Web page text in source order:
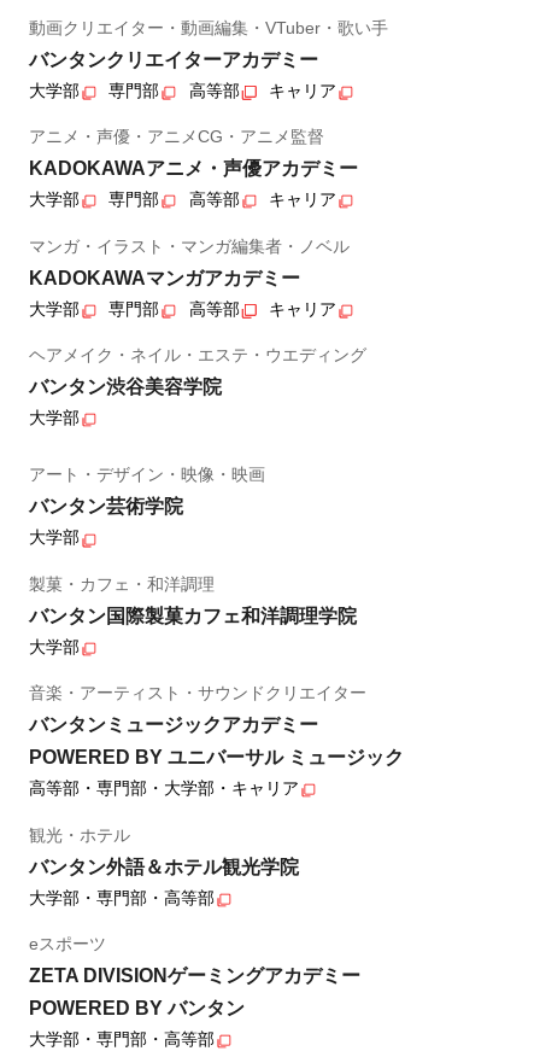
動画クリエイター・動画編集・VTuber・歌い手
バンタンクリエイターアカデミー
大学部 専門部 高等部 キャリア
アニメ・声優・アニメCG・アニメ監督
KADOKAWAアニメ・声優アカデミー
大学部 専門部 高等部 キャリア
マンガ・イラスト・マンガ編集者・ノベル
KADOKAWAマンガアカデミー
大学部 専門部 高等部 キャリア
ヘアメイク・ネイル・エステ・ウエディング
バンタン渋谷美容学院
大学部
アート・デザイン・映像・映画
バンタン芸術学院
大学部
製菓・カフェ・和洋調理
バンタン国際製菓カフェ和洋調理学院
大学部
音楽・アーティスト・サウンドクリエイター
バンタンミュージックアカデミー
POWERED BY ユニバーサル ミュージック
高等部・専門部・大学部・キャリア
観光・ホテル
バンタン外語＆ホテル観光学院
大学部・専門部・高等部
eスポーツ
ZETA DIVISIONゲーミングアカデミー
POWERED BY バンタン
大学部・専門部・高等部